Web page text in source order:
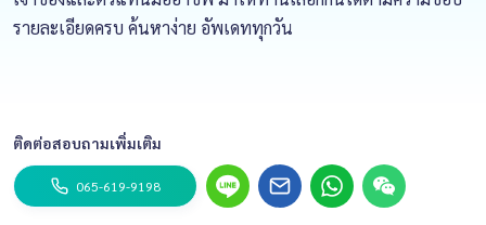
รายละเอียดครบ ค้นหาง่าย อัพเดททุกวัน
ติดต่อสอบถามเพิ่มเติม
065-619-9198